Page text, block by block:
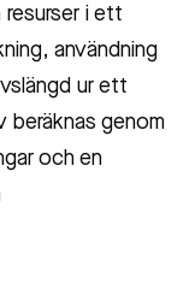
resurser i ett
användning
ur ett
beräknas genom
och en